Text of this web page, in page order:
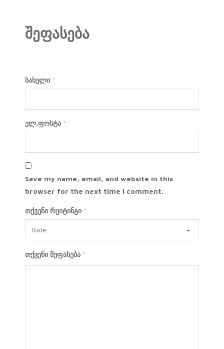
შეფასება
სახელი *
ელ.ფოსტა *
Save my name, email, and website in this
browser for the next time I comment.
თქვენი რეიტინგი *
თქვენი შეფასება *